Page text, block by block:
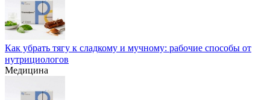
Как убрать тягу к сладкому и мучному: рабочие способы от
нутрициологов
Медицина